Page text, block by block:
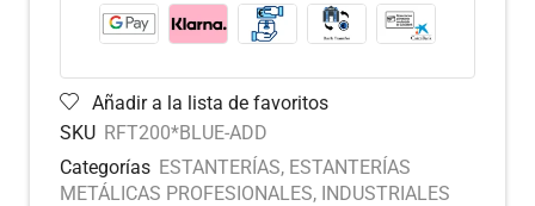
Añadir a la lista de favoritos
SKU RFT200*BLUE-ADD
Categorías ESTANTERÍAS, ESTANTERÍAS
METÁLICAS PROFESIONALES, INDUSTRIALES